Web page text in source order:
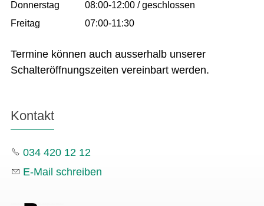
Donnerstag
08:00-12:00 / geschlossen
Freitag
07:00-11:30
Termine können auch ausserhalb unserer
Schalteröffnungszeiten vereinbart werden.
Kontakt
034 420 12 12
E-Mail schreiben